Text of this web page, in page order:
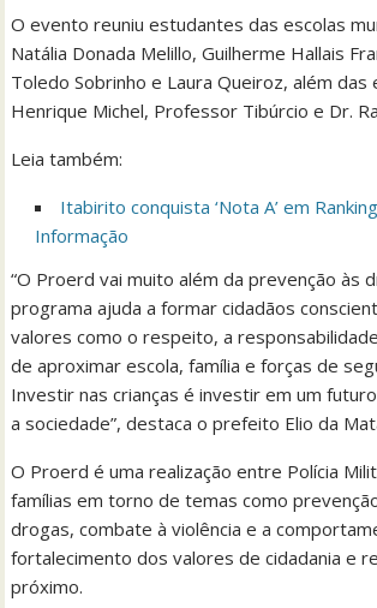
O evento reuniu estudantes das escolas
Natália Donada Melillo, Guilherme Hallais
Toledo Sobrinho e Laura Queiroz, além das
Henrique Michel, Professor Tibúrcio e Dr.
Leia também:
Itabirito conquista ‘Nota A’ em
Informação
“O Proerd vai muito além da prevenção às
programa ajuda a formar cidadãos
valores como o respeito, a
de aproximar escola, família e forças de
Investir nas crianças é investir em um
a sociedade”, destaca o prefeito Elio da
O Proerd é uma realização entre Polícia
famílias em torno de temas como
drogas, combate à violência e a
fortalecimento dos valores de cidadania e
próximo.